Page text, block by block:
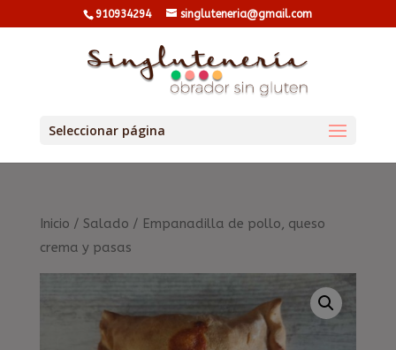
910934294 singluteneria@gmail.com
Seleccionar página
Inicio / Salado / Empanadilla de pollo, queso
crema y pasas